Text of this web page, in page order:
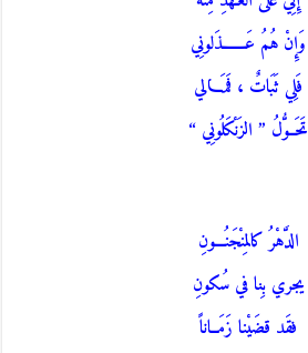
وَإِنْ هُمُ عَـــــــذَلونِي
فَلِي ثَبَاتٌ ، فَمَـــالي
تَحَــوُّلُ ” الزَنْكَلُونِي “
الدَّهْرُ كالمِنْجَنُـــونِ
يجري بِنا في سُكونِ
فقَد قضَيْنا زَمَــاناً